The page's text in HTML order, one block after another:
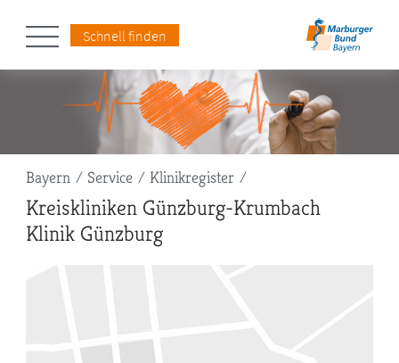
Schnell finden
Pfadnavigation
Bayern Service Klinikregister
Kreiskliniken Günzburg-Krumbach
Klinik Günzburg